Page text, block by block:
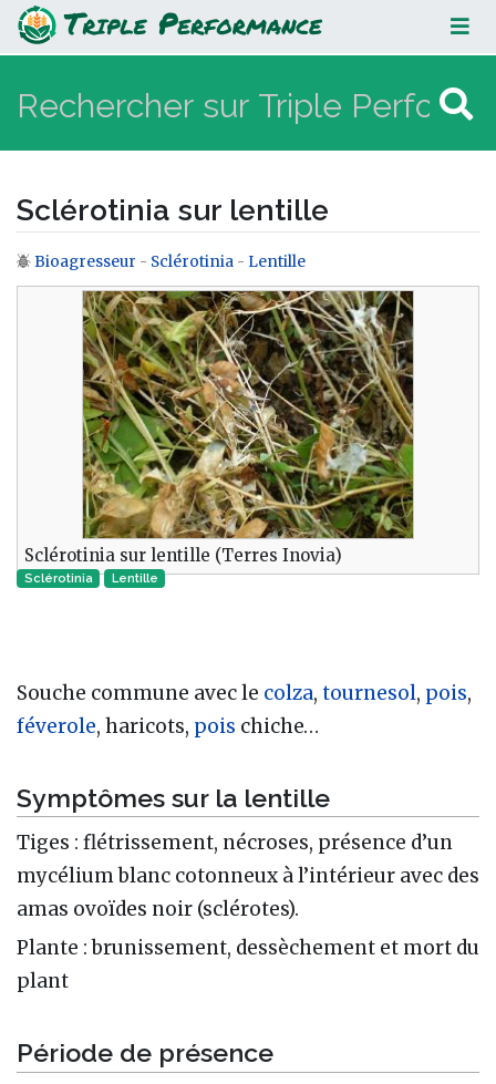
Sclérotinia sur lentille
Sclérotinia sur lentille
Aller à :navigation,rechercher
Bioagresseur - Sclérotinia - Lentille
Sclérotinia sur lentille (Terres Inovia)
Sclérotinia Lentille
Souche commune avec le colza, tournesol, pois,
féverole, haricots, pois chiche…
Symptômes sur la lentille
Tiges : flétrissement, nécroses, présence d’un
mycélium blanc cotonneux à l’intérieur avec des
amas ovoïdes noir (sclérotes).
Plante : brunissement, dessèchement et mort du
plant
Période de présence